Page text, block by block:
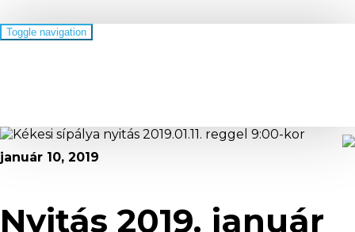
Toggle navigation
január 10, 2019
Nyitás 2019. január